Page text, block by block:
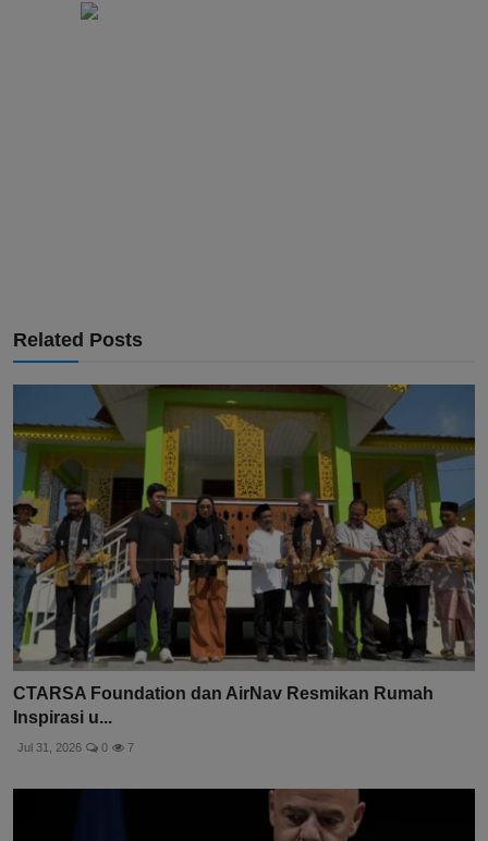
Related Posts
CTARSA Foundation dan AirNav Resmikan Rumah
Inspirasi u...
Jul 31, 2026 0 7